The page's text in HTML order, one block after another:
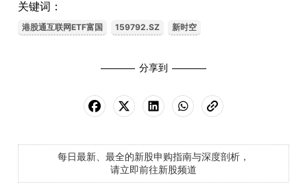
关键词：
港股通互联网ETF富国 159792.SZ 新时空
分享到
每日最新、最全的新股申购指南与深度剖析，
请立即前往新股频道